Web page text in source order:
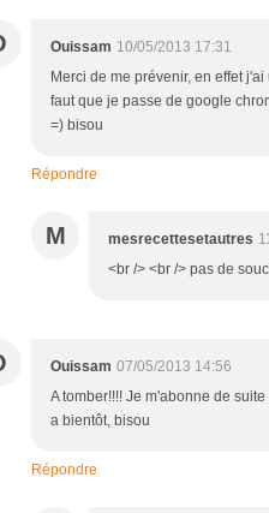
Ouissam 10/05/2013 17:31
Merci de me prévenir, en effet
faut que je passe de google
=) bisou
Répondre
M mesrecettesetautres
<br /> <br /> pas de
Ouissam 07/05/2013 14:56
A tomber!!!! Je m'abonne de
a bientôt, bisou
Répondre